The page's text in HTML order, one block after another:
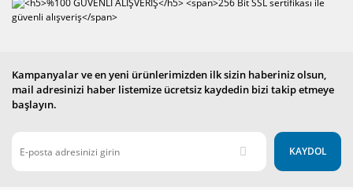
Kampanyalar ve en yeni ürünlerimizden ilk sizin haberiniz olsun,
mail adresinizi haber listemize ücretsiz kaydedin bizi takip etmeye
başlayın.
KAYDOL